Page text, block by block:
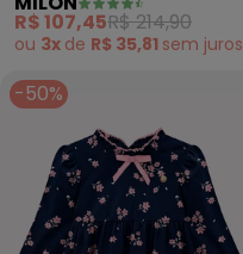
Peixinhos (Azul Marinho)
R$ 107,45R$ 214,90
ou 3x de R$ 35,81 sem juros
-50%